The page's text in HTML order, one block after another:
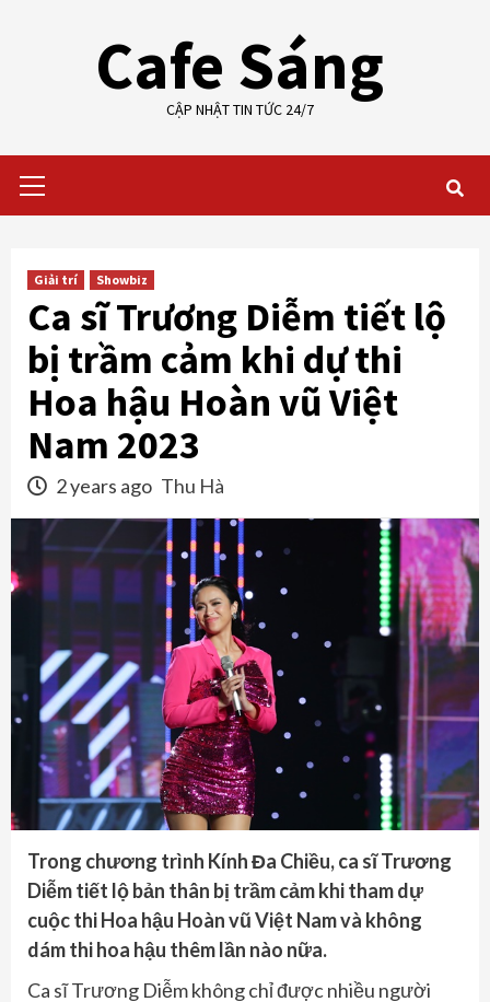
Cafe Sáng
CẬP NHẬT TIN TỨC 24/7
Menu
Giải trí Showbiz
Ca sĩ Trương Diễm tiết lộ
bị trầm cảm khi dự thi
Hoa hậu Hoàn vũ Việt
Nam 2023
2 years ago Thu Hà
Trong chương trình Kính Đa Chiều, ca sĩ Trương
Diễm tiết lộ bản thân bị trầm cảm khi tham dự
cuộc thi Hoa hậu Hoàn vũ Việt Nam và không
dám thi hoa hậu thêm lần nào nữa.
Ca sĩ Trương Diễm không chỉ được nhiều người